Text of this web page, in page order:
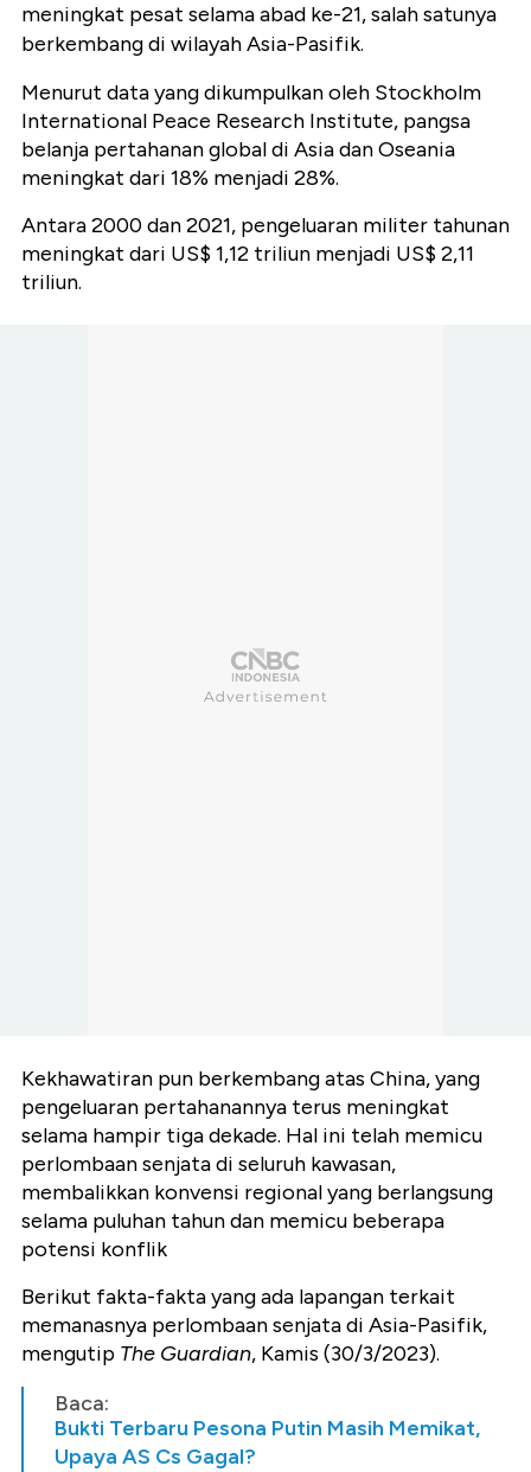
meningkat pesat selama abad ke-21, salah satunya
berkembang di wilayah Asia-Pasifik.
Menurut data yang dikumpulkan oleh Stockholm
International Peace Research Institute, pangsa
belanja pertahanan global di Asia dan Oseania
meningkat dari 18% menjadi 28%.
Antara 2000 dan 2021, pengeluaran militer tahunan
meningkat dari US$ 1,12 triliun menjadi US$ 2,11
triliun.
Kekhawatiran pun berkembang atas China, yang
pengeluaran pertahanannya terus meningkat
selama hampir tiga dekade. Hal ini telah memicu
perlombaan senjata di seluruh kawasan,
membalikkan konvensi regional yang berlangsung
selama puluhan tahun dan memicu beberapa
potensi konflik
Berikut fakta-fakta yang ada lapangan terkait
memanasnya perlombaan senjata di Asia-Pasifik,
mengutip The Guardian, Kamis (30/3/2023).
Baca:
Bukti Terbaru Pesona Putin Masih Memikat,
Upaya AS Cs Gagal?